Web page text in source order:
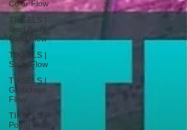
Color Flow
TIKSELS |
Soul Body
Mind Flow
TIKSELS |
Story Flow
TIKSELS |
Gedichten
Flow
TIKSELS |
Poem Flow